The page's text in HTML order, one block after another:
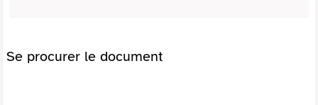
Se procurer le document